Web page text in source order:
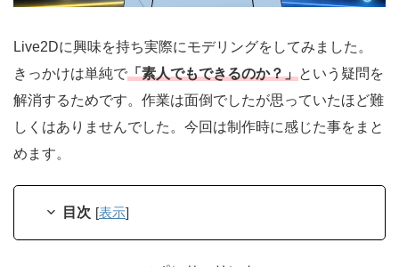
Live2Dに興味を持ち実際にモデリングをしてみました。
きっかけは単純で「素人でもできるのか？」という疑問を
解消するためです。作業は面倒でしたが思っていたほど難
しくはありませんでした。今回は制作時に感じた事をまと
めます。
目次 [表示]